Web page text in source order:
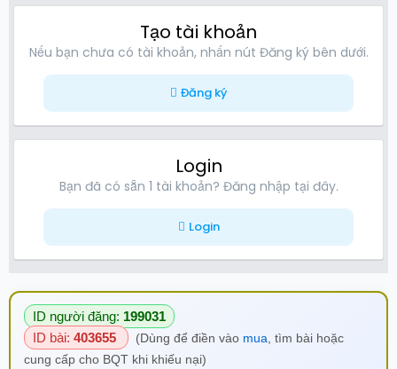
Tạo tài khoản
Nếu bạn chưa có tài khoản, nhấn nút Đăng ký bên dưới.
Đăng ký
Login
Bạn đã có sẵn 1 tài khoản? Đăng nhập tại đây.
Login
ID người đăng: 199031
ID bài: 403655 (Dùng để điền vào mua , tìm bài hoặc
cung cấp cho BQT khi khiếu nại)